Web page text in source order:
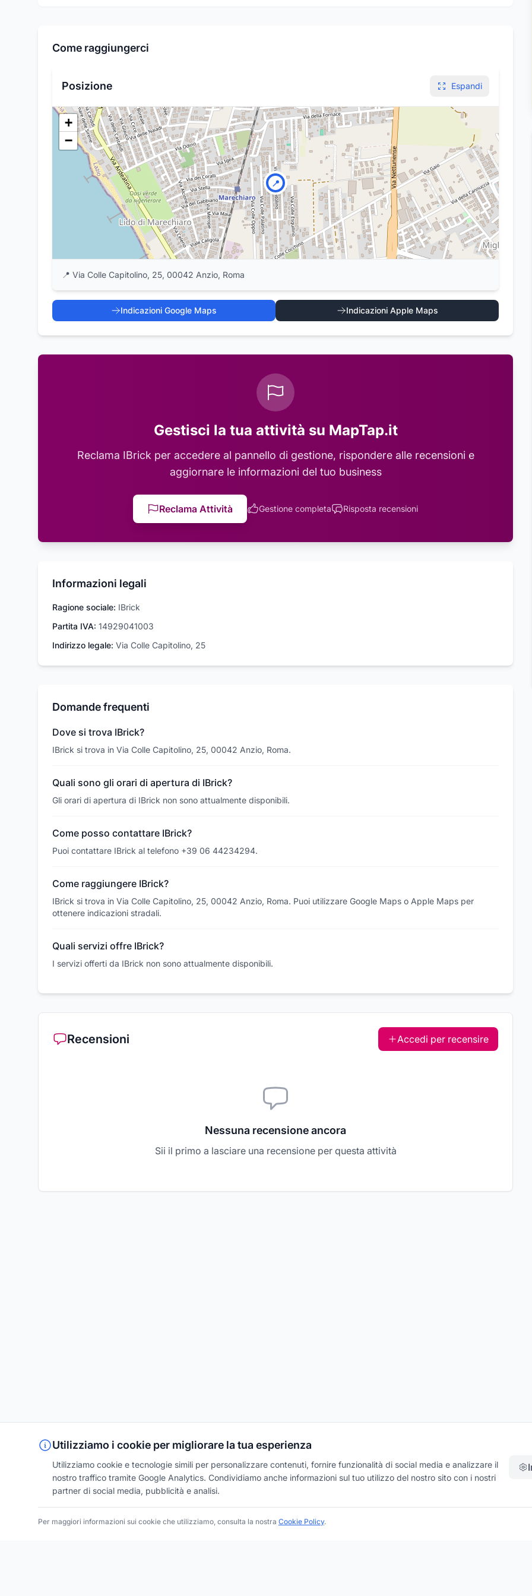
Come raggiungerci
Posizione Espandi
📍
+
−
📍 Via Colle Capitolino, 25, 00042 Anzio, Roma
Indicazioni Google Maps Indicazioni Apple Maps
Gestisci la tua attività su MapTap.it
Reclama IBrick per accedere al pannello di gestione, rispondere alle recensioni e
aggiornare le informazioni del tuo business
Reclama Attività Gestione completa Risposta recensioni
Informazioni legali
Ragione sociale: IBrick
Partita IVA: 14929041003
Indirizzo legale: Via Colle Capitolino, 25
Domande frequenti
Dove si trova IBrick?
IBrick si trova in Via Colle Capitolino, 25, 00042 Anzio, Roma.
Quali sono gli orari di apertura di IBrick?
Gli orari di apertura di IBrick non sono attualmente disponibili.
Come posso contattare IBrick?
Puoi contattare IBrick al telefono +39 06 44234294.
Come raggiungere IBrick?
IBrick si trova in Via Colle Capitolino, 25, 00042 Anzio, Roma. Puoi utilizzare Google Maps o Apple Maps per
ottenere indicazioni stradali.
Quali servizi offre IBrick?
I servizi offerti da IBrick non sono attualmente disponibili.
Recensioni Accedi per recensire
Nessuna recensione ancora
Sii il primo a lasciare una recensione per questa attività
Utilizziamo i cookie per migliorare la tua esperienza
Utilizziamo cookie e tecnologie simili per personalizzare contenuti, fornire funzionalità di social media e analizzare il
nostro traffico tramite Google Analytics. Condividiamo anche informazioni sul tuo utilizzo del nostro sito con i nostri
partner di social media, pubblicità e analisi.
Per maggiori informazioni sui cookie che utilizziamo, consulta la nostra Cookie Policy.